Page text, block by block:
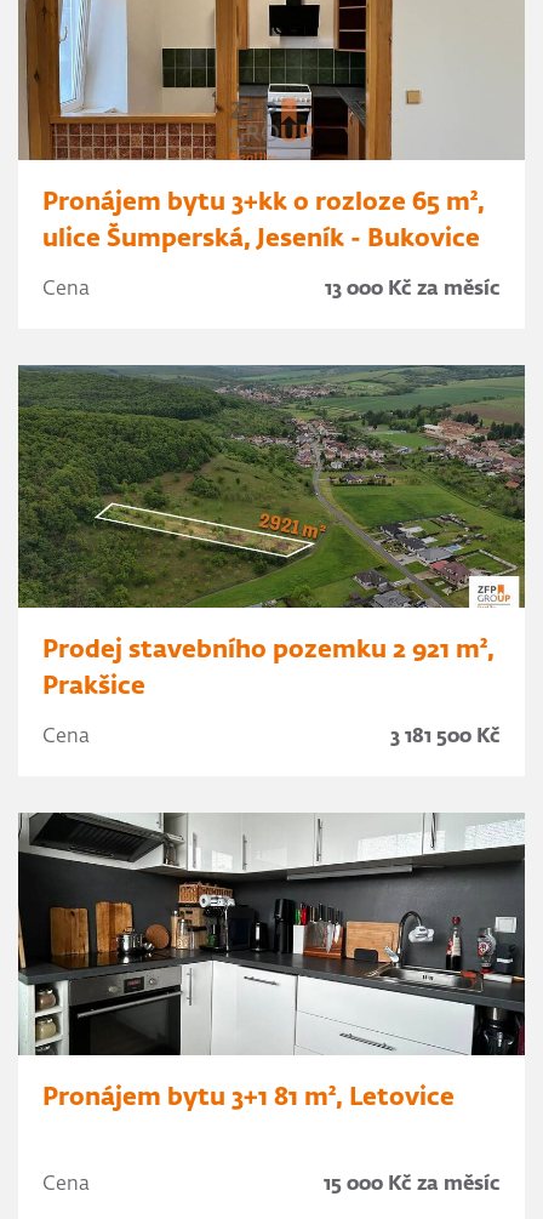
Pronájem bytu 3+kk o rozloze 65 m²,
ulice Šumperská, Jeseník - Bukovice
Cena 13 000 Kč za měsíc
Prodej stavebního pozemku 2 921 m²,
Prakšice
Cena 3 181 500 Kč
Pronájem bytu 3+1 81 m², Letovice
Cena 15 000 Kč za měsíc